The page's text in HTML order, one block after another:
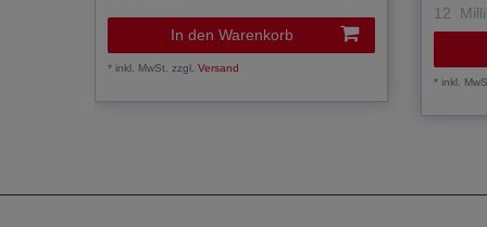
In den Warenkorb
*inkl. MwSt. zzgl.Versand
12
*inkl.